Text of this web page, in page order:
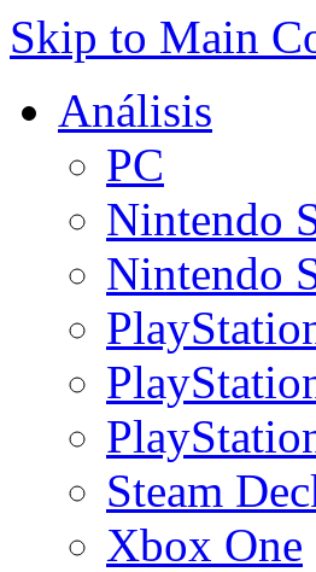
Skip to Main
Análisis
PC
Nintendo
Nintendo
Steam
Xbox One